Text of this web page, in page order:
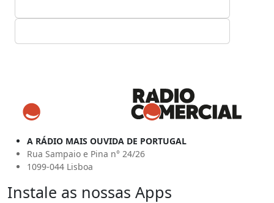
A RÁDIO MAIS OUVIDA DE PORTUGAL
Rua Sampaio e Pina n° 24/26
1099-044 Lisboa
Instale as nossas Apps